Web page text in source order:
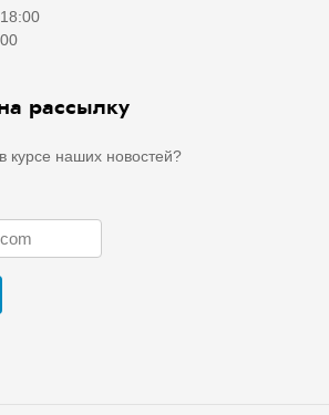
рассылку
курсе наших новостей?